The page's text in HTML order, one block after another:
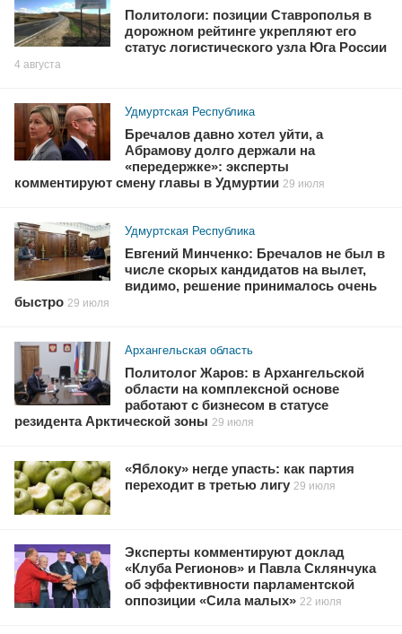
Политологи: позиции Ставрополья в
дорожном рейтинге укрепляют его
статус логистического узла Юга России
4 августа
Удмуртская Республика
Бречалов давно хотел уйти, а
Абрамову долго держали на
«передержке»: эксперты
комментируют смену главы в Удмуртии 29 июля
Удмуртская Республика
Евгений Минченко: Бречалов не был в
числе скорых кандидатов на вылет,
видимо, решение принималось очень
быстро 29 июля
Архангельская область
Политолог Жаров: в Архангельской
области на комплексной основе
работают с бизнесом в статусе
резидента Арктической зоны 29 июля
«Яблоку» негде упасть: как партия
переходит в третью лигу 29 июля
Эксперты комментируют доклад
«Клуба Регионов» и Павла Склянчука
об эффективности парламентской
оппозиции «Сила малых» 22 июля